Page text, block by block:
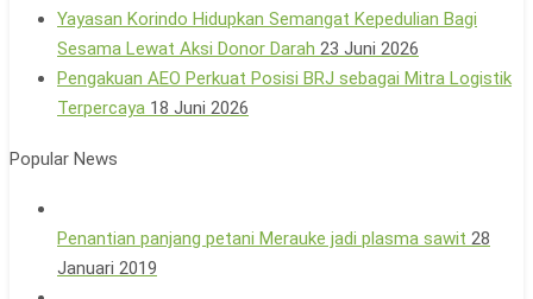
Yayasan Korindo Hidupkan Semangat Kepedulian Bagi
Sesama Lewat Aksi Donor Darah 23 Juni 2026
Pengakuan AEO Perkuat Posisi BRJ sebagai Mitra Logistik
Terpercaya 18 Juni 2026
Popular News
Penantian panjang petani Merauke jadi plasma sawit 28
Januari 2019